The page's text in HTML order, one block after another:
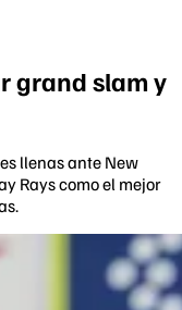
grand slam y
llenas ante New
Rays como el mejor